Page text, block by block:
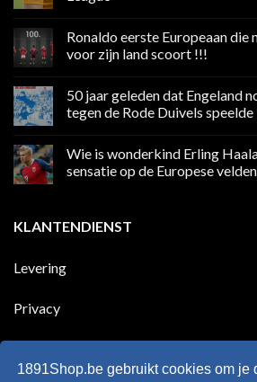
op
weekend
media
in
Premier
Ronaldo eerste Europeaan die
voor zijn land scoort !!!
op
Ronaldo
eerste
meer
100
land
scoort
50 jaar geleden dat Engeland
tegen de Rode Duivels speelde
op
jaar
nog
eens
tegen
Wie is wonderkind Erling
sensatie op de Europese velden
Wie
is
Haaland,
Europese
?
KLANTENDIENST
Levering
Privacy
1891Shop.be gebruikt cookies om je